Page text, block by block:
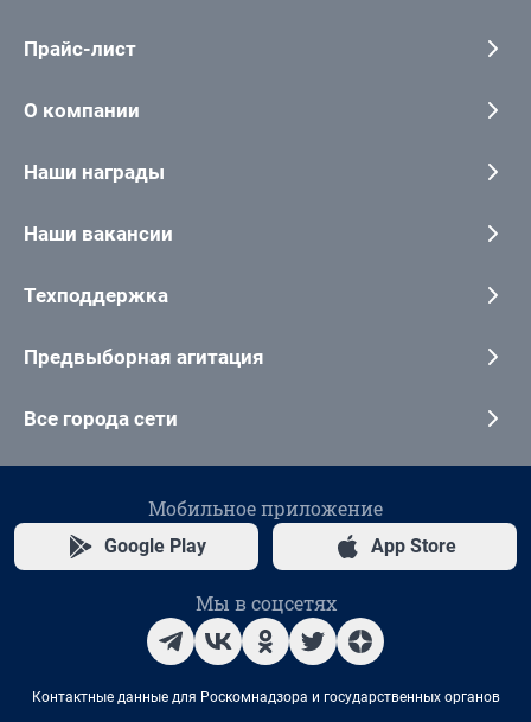
Прайс-лист
О компании
Наши награды
Наши вакансии
Техподдержка
Предвыборная агитация
Все города сети
Мобильное приложение
Google Play App Store
Мы в соцсетях
Контактные данные для Роскомнадзора и государственных органов